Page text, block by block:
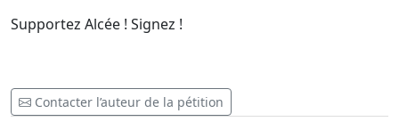
Supportez Alcée ! Signez !
Contacter l’auteur de la pétition